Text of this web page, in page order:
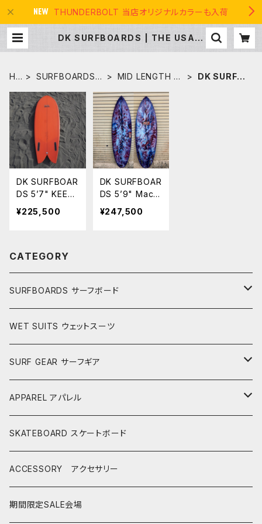
THUNDERBOLT 当店オリジナルカラーも入荷
DK SURFBOARDS | THE USA S
HO
SURFBOARDS
MID LENGTH ミ
DK SURFB
DK SURFBOAR
DS 5’7" KEEL
FISH ツインフ
ィッシュ
¥225,500
DK SURFBOAR
DS 5’9" Mach
ete QUAD SH
ORT クワッド
¥247,500
CATEGORY
SURFBOARDS サーフボード
LONGBOARDS ロングボード
AKIRA ISHIZUKA
CASH SURFBOARDS
SHORTBOARDS ショートボード
CASH SUFBOARDS
CEANO SURFBOARDS
MID LENGTH ミッドレングス
CASH SURFBOARDS
CEANO SURFBOARDS
USEDBOARDS 中古サーフボード
SOFTBOARDS ソフトボード
CATCH SURF
WET SUITS ウェットスーツ
SURF GEAR サーフギア
FIN
LEASH
DECKPAD
BOARD CASE
APPAREL アパレル
HURLEY
VISSLA
T-SHIRTS
SHOES
SKATEBOARD スケートボード
ACCESSORY アクセサリー
期間限定SALE会場